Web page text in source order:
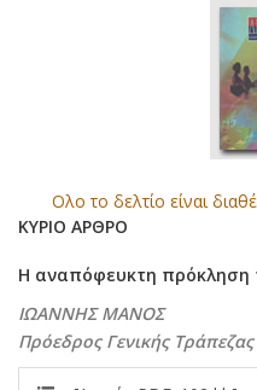
Ολο το δελτίο είναι
ΚΥΡΙΟ ΑΡΘΡΟ
Η αναπόφευκτη πρόκληση
ΙΩΑΝΝΗΣ ΜΑΝΟΣ
Πρόεδρος Γενικής Τράπεζας